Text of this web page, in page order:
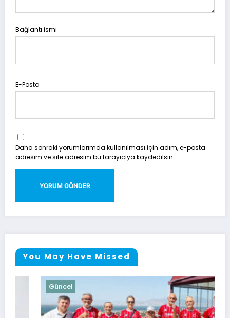
Bağlantı ismi
E-Posta
Daha sonraki yorumlarımda kullanılması için adım, e-posta
adresim ve site adresim bu tarayıcıya kaydedilsin.
You May Have Missed